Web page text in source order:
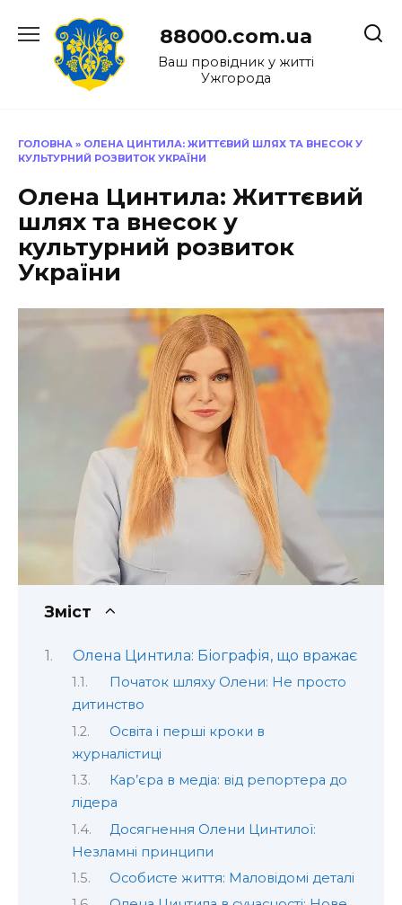
до
88000.com.ua
Ваш провідник у житті
Ужгорода
ГОЛОВНА » ОЛЕНА ЦИНТИЛА: ЖИТТЄВИЙ ШЛЯХ ТА ВНЕСОК У
КУЛЬТУРНИЙ РОЗВИТОК УКРАЇНИ
Олена Цинтила: Життєвий
шлях та внесок у
культурний розвиток
України
Зміст
Олена Цинтила: Біографія, що вражає
Початок шляху Олени: Не просто
дитинство
Освіта і перші кроки в
журналістиці
Кар’єра в медіа: від репортера до
лідера
Досягнення Олени Цинтилої:
Незламні принципи
Особисте життя: Маловідомі деталі